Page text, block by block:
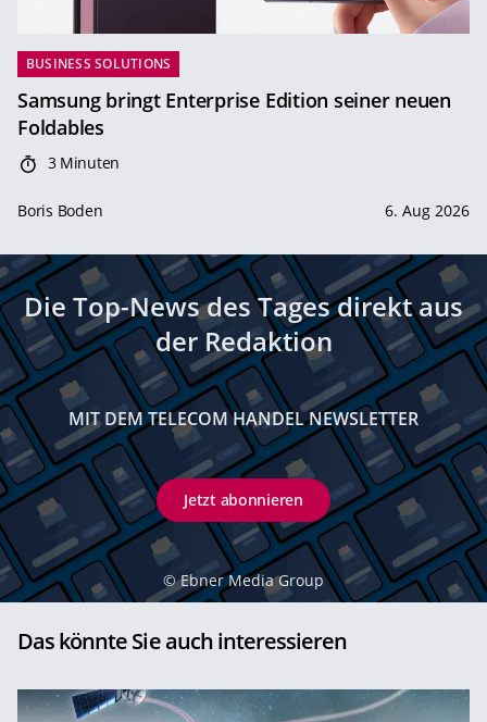
BUSINESS SOLUTIONS
Samsung bringt Enterprise Edition seiner neuen
Foldables
3 Minuten
Boris Boden 6. Aug 2026
Die Top-News des Tages direkt aus
der Redaktion
MIT DEM TELECOM HANDEL NEWSLETTER
Jetzt abonnieren
© Ebner Media Group
Das könnte Sie auch interessieren